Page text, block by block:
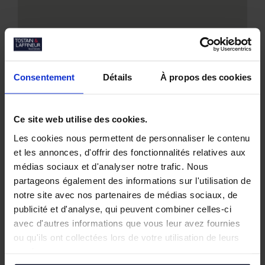
Consentement Détails À propos des cookies
Ce site web utilise des cookies.
Les cookies nous permettent de personnaliser le contenu
et les annonces, d'offrir des fonctionnalités relatives aux
médias sociaux et d'analyser notre trafic. Nous
partageons également des informations sur l'utilisation de
notre site avec nos partenaires de médias sociaux, de
publicité et d'analyse, qui peuvent combiner celles-ci
avec d'autres informations que vous leur avez fournies
ou qu'ils ont collectées lors de votre utilisation de leurs